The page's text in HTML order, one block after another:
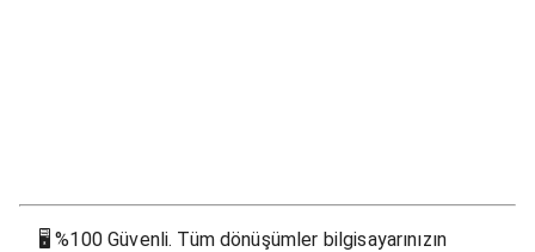
🖥%100 Güvenli. Tüm dönüşümler bilgisayarınızın